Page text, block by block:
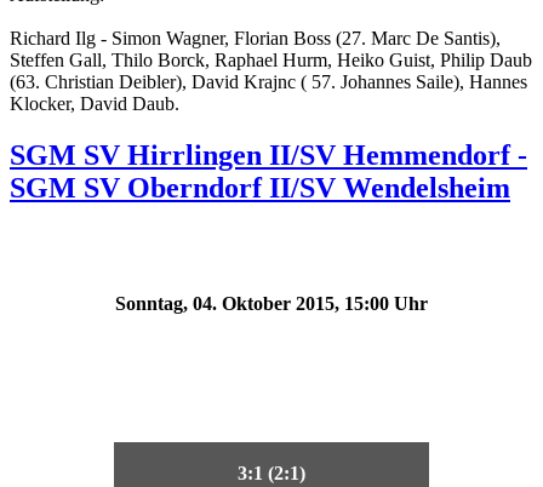
Richard Ilg - Simon Wagner, Florian Boss (27. Marc De Santis),
Steffen Gall, Thilo Borck, Raphael Hurm, Heiko Guist, Philip Daub
(63. Christian Deibler), David Krajnc ( 57. Johannes Saile), Hannes
Klocker, David Daub.
SGM SV Hirrlingen II/SV Hemmendorf -
SGM SV Oberndorf II/SV Wendelsheim
Sonntag, 04. Oktober 2015, 15:00 Uhr
3:1 (2:1)